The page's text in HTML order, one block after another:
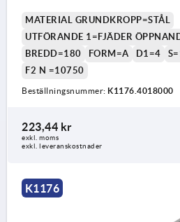
MATERIAL GRUNDKROPP=STÅL
UTFÖRANDE 1=FJÄDER
BREDD=180
FORM=A D1=4
F2 N =10750
Beställningsnummer: K1176.4018000
223,44 kr
exkl. moms
exkl. leveranskostnader
K1176